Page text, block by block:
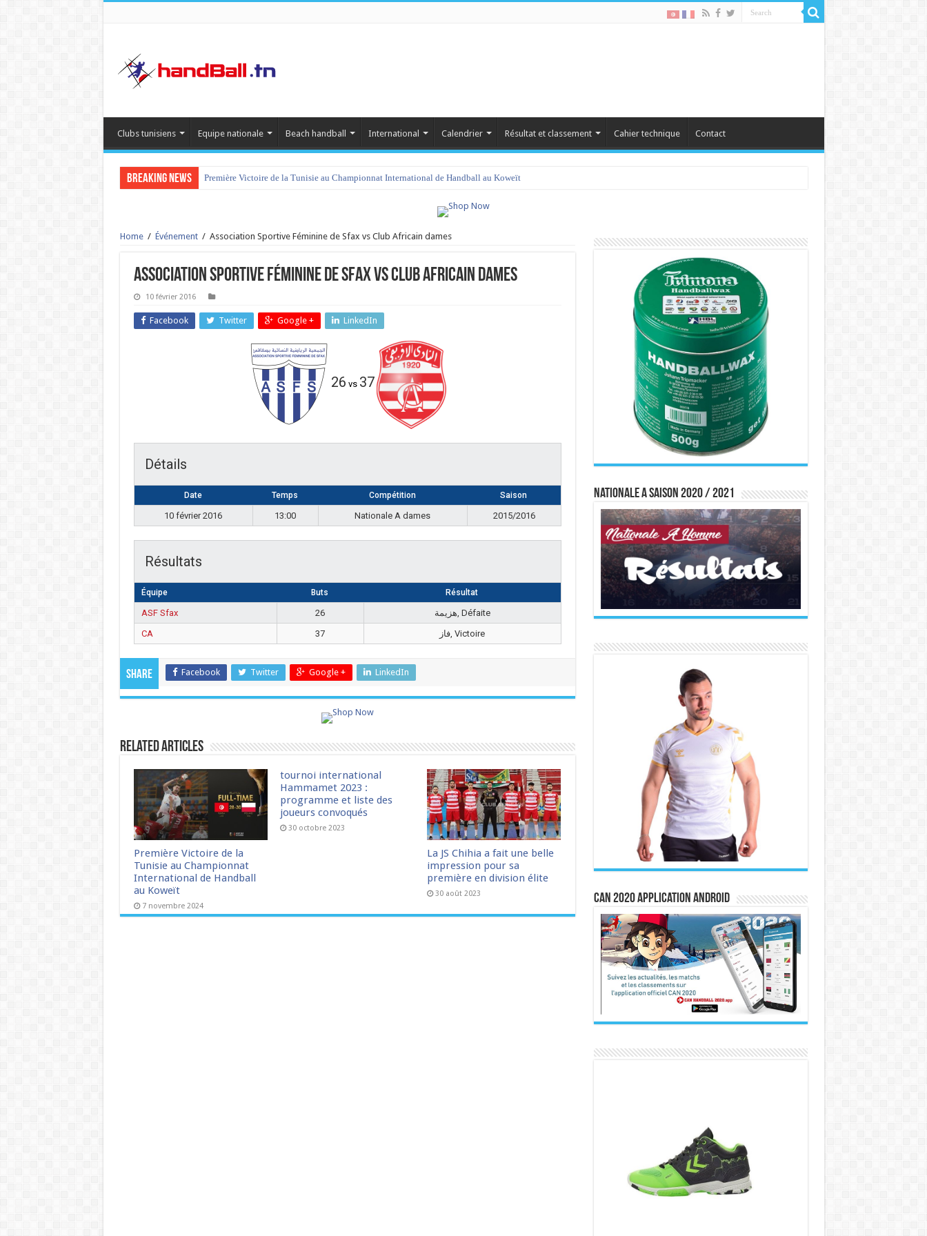
Clubs tunisiens Equipe nationale Beach handball International Calendrier Résultat et classement Cahier technique Contact
Breaking News Première Victoire de la Tunisie au Championnat International de Handball au Koweït
Home / Événement / Association Sportive Féminine de Sfax vs Club Africain dames
Association Sportive Féminine de Sfax vs Club Africain dames
10 février 2016
Facebook Twitter Google + LinkedIn
26 vs 37
Détails
Date Temps Compétition Saison
10 février 2016 13:00 Nationale A dames 2015/2016
Résultats
Équipe Buts Résultat
ASF Sfax 26
هزيمة, Défaite
CA
37 فاز, Victoire
Share Facebook Twitter Google + LinkedIn
Related Articles
Première Victoire de la
Tunisie au Championnat
International de Handball
au Koweït
7 novembre 2024
tournoi international
Hammamet 2023 :
programme et liste des
joueurs convoqués
30 octobre 2023
La JS Chihia a fait une belle
impression pour sa
première en division élite
30 août 2023
Nationale A saison 2020 / 2021
CAN 2020 Application Android